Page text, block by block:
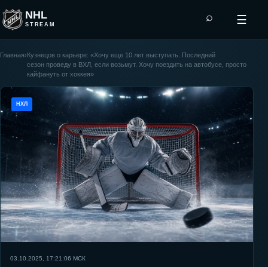
NHL
STREAM
⌕ ☰
Главная›Кузнецов о карьере: «Хочу еще 10 лет выступать. Последний
сезон проведу в ВХЛ, если возьмут. Хочу поездить на автобусе, просто
кайфануть от хоккея»
НХЛ
03.10.2025, 17:21:06 МСК